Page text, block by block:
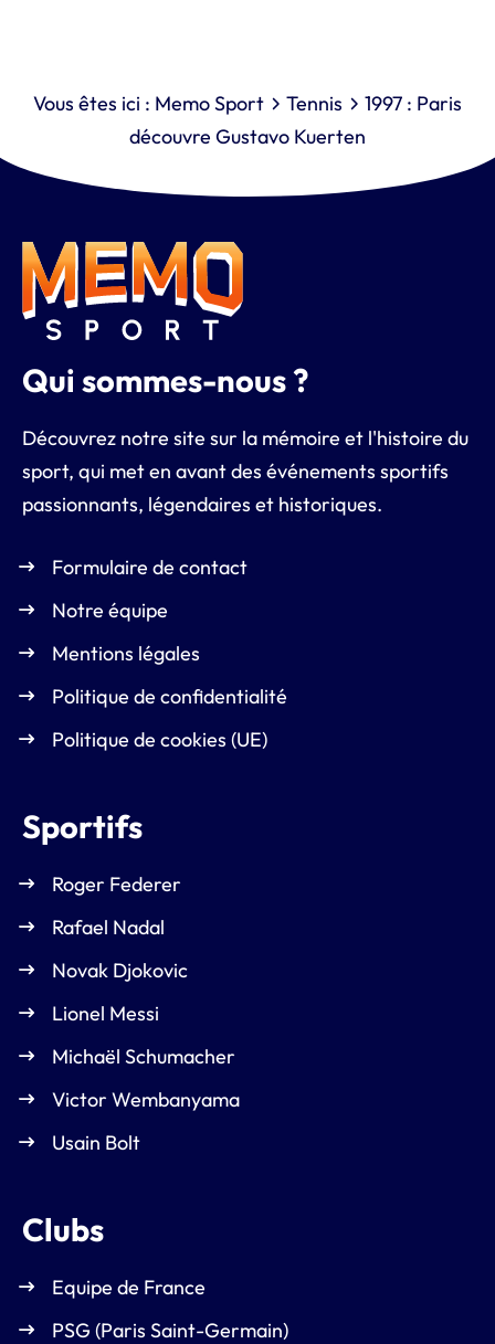
Vous êtes ici : Memo Sport Tennis
1997 : Paris
découvre Gustavo Kuerten
Qui sommes-nous ?
Découvrez notre site sur la mémoire et l'histoire du
sport, qui met en avant des événements sportifs
passionnants, légendaires et historiques.
Formulaire de contact
Notre équipe
Mentions légales
Politique de confidentialité
Politique de cookies (UE)
Sportifs
Roger Federer
Rafael Nadal
Novak Djokovic
Lionel Messi
Michaël Schumacher
Victor Wembanyama
Usain Bolt
Clubs
Equipe de France
PSG (Paris Saint-Germain)